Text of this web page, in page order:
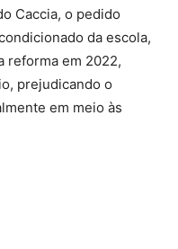
Caccia, o pedido
da escola,
reforma em 2022,
prejudicando o
em meio às